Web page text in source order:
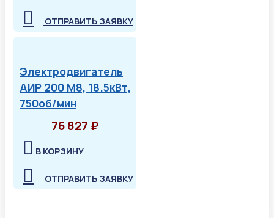
ОТПРАВИТЬ ЗАЯВКУ
Электродвигатель
АИР 200 М8, 18.5кВт,
750об/мин
76 827 ₽
В КОРЗИНУ
ОТПРАВИТЬ ЗАЯВКУ